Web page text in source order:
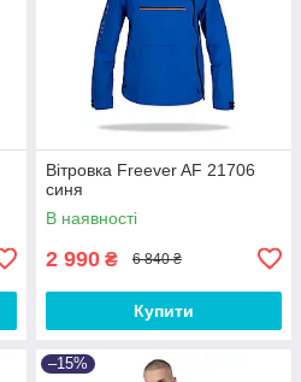
Вітровка Freever AF 21706
синя
В наявності
2 990 ₴ 6 840 ₴
Купити
–15%